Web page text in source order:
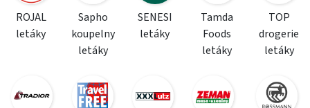
ROJAL
letáky
Sapho
koupelny
letáky
SENESI
letáky
Tamda
Foods
letáky
TOP
drogerie
letáky